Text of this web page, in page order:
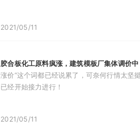
2021/05/11
胶合板化工原料疯涨，建筑模板厂集体调价中
涨价”这个词都已经说累了，可奈何行情太坚
已经开始接力进行！
2021/05/11